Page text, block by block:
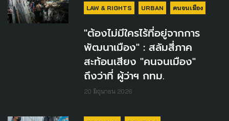
LAW & RIGHTS URBAN คนจนเมือง
"ต้องไม่มีใครไร้ที่อยู่จากการ
พัฒนาเมือง" : สลัมสี่ภาค
สะท้อนเสียง "คนจนเมือง"
ถึงว่าที่ ผู้ว่าฯ กทม.
20 มิถุนายน 2026